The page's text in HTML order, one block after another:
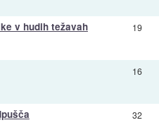
v hudih težavah 19
16
32